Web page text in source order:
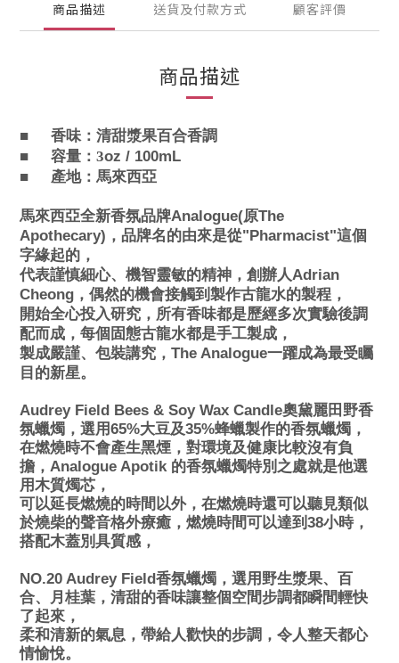
商品描述 送貨及付款方式 顧客評價
商品描述
■ 香味： 清甜漿果百合香調
■
容量：3oz / 100mL
■
產地：馬來西亞
馬來西亞全新香氛品牌Analogue(原The
Apothecary)，品牌名的由來是從"Pharmacist"這個
字緣起的，
代表謹慎細心、機智靈敏的精神，創辦人Adrian
Cheong，偶然的機會接觸到製作古龍水的製程，
開始全心投入研究，所有香味都是歷經多次實驗後調
配而成， 每個固態古龍水都是手工製成，
製成嚴謹、包裝講究，The Analogue一躍成為最受矚
目的新星。
Audrey Field Bees & Soy Wax Candle奧黛麗田野香
氛蠟燭 ， 選用65%大豆及35%蜂蠟製作的香氛蠟燭，
在燃燒時不會產生黑煙，對環境及健康比較沒有負
擔， Analogue Apotik 的香氛蠟燭特別之處就是他選
用木質燭芯，
可以延長燃燒的時間以外，在燃燒時還可以聽見類似
於燒柴的聲音格外療癒， 燃燒時間可以達到38小時，
搭配木蓋別具質感，
NO.20 Audrey Field香氛蠟燭，選用野生漿果、百
合、月桂葉，清甜的香味讓整個空間步調都瞬間輕快
了起來，
柔和清新的氣息，帶給人歡快的步調，令人整天都心
情愉悅。